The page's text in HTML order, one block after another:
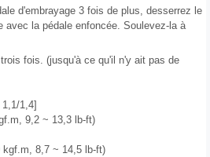
d'embrayage 3 fois de plus, desserrez le
avec la pédale enfoncée. Soulevez-la à
trois fois. (jusqu'à ce qu'il n'y ait pas de
1,4]
9,2 ~ 13,3 lb-ft)
kgf.m, 8,7 ~ 14,5 lb-ft)